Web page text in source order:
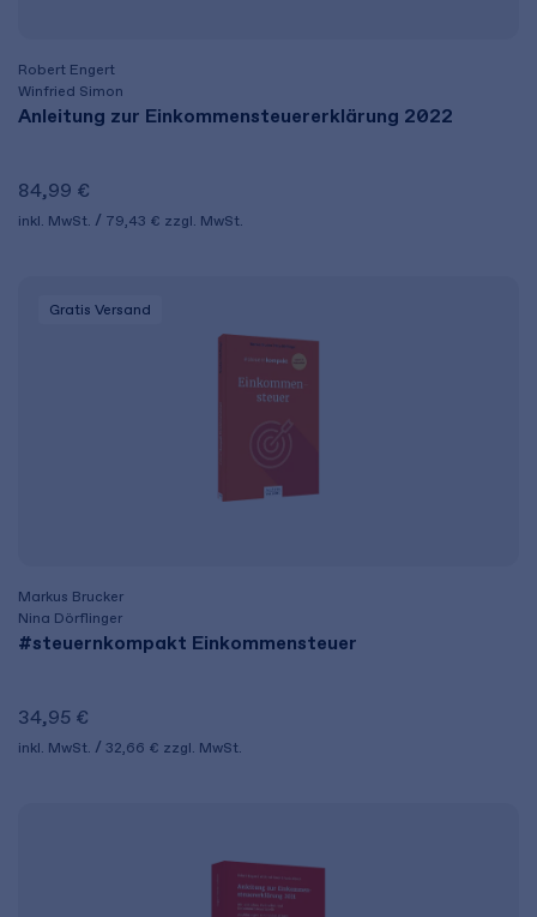
Robert Engert
Winfried Simon
Anleitung zur Einkommensteuererklärung 2022
84,99 €
inkl. MwSt. 79,43 € zzgl. MwSt.
Gratis Versand
Markus Brucker
Nina Dörflinger
#steuernkompakt Einkommensteuer
34,95 €
inkl. MwSt. 32,66 € zzgl. MwSt.